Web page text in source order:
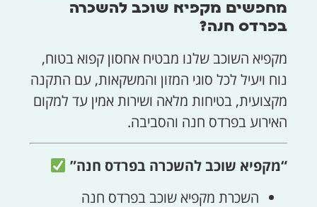
מחפשים מקפיא שוכב להשכרה
בפרדס חנה?
מקפיא השוכב שלנו מבטיח אחסון קפוא בטוח,
נוח ויעיל לכל סוגי המזון והמשקאות, עם התקנה
מקצועית, בטיחות מלאה ושירות אמין עד למקום
האירוע בפרדס חנה והסביבה.
“מקפיא שוכב להשכרה בפרדס חנה”
השכרת מקפיא שוכב בפרדס חנה